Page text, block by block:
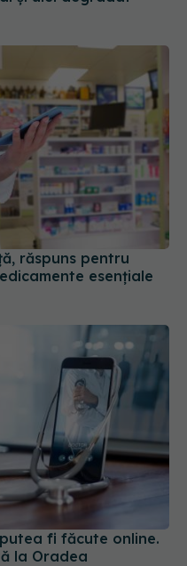
răspuns pentru
esențiale
fi făcute online.
la Oradea